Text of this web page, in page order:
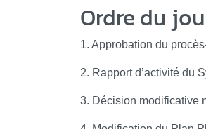
Ordre du
1. Approbation du
2. Rapport d’activité du
3. Décision modificative